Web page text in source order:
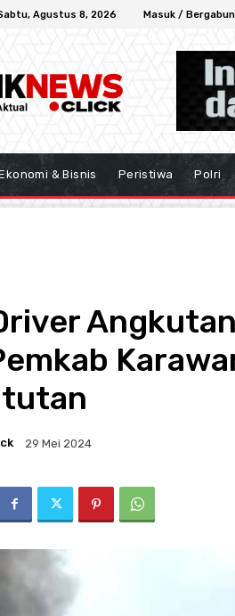
Agustus 8, 2026 Masuk /
& Bisnis Peristiwa Polri
29 Mei 2024